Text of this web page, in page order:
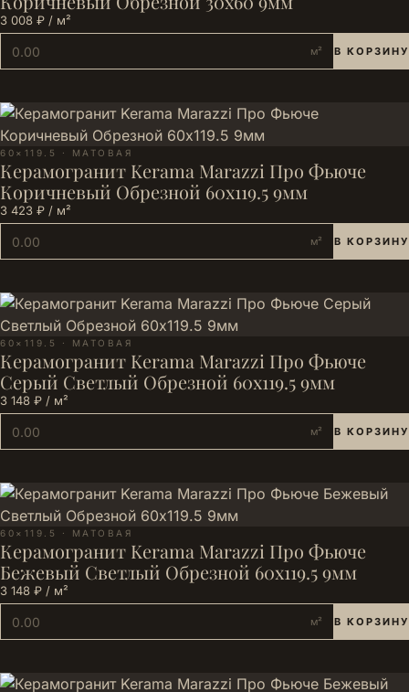
3 008 ₽ / м²
м² В КОРЗИНУ
60×119.5 · МАТОВАЯ
Керамогранит Kerama Marazzi Про Фьюче
Коричневый Обрезной 60x119.5 9мм
3 423 ₽ / м²
м² В КОРЗИНУ
60×119.5 · МАТОВАЯ
Керамогранит Kerama Marazzi Про Фьюче
Серый Светлый Обрезной 60x119.5 9мм
3 148 ₽ / м²
м² В КОРЗИНУ
60×119.5 · МАТОВАЯ
Керамогранит Kerama Marazzi Про Фьюче
Бежевый Светлый Обрезной 60x119.5 9мм
3 148 ₽ / м²
м² В КОРЗИНУ